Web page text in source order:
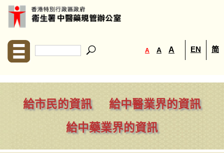
A A A EN 简
給市民的資訊
給中醫業界的資訊
給中藥業界的資訊